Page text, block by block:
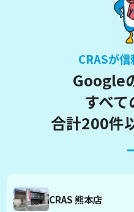
CRASが
Google
すべ
合計200件
CRAS 熊本店